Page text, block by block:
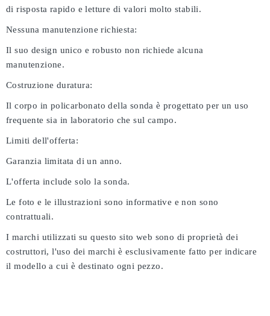
di risposta rapido e letture di valori molto stabili.
Nessuna manutenzione richiesta:
Il suo design unico e robusto non richiede alcuna
manutenzione.
Costruzione duratura:
Il corpo in policarbonato della sonda è progettato per un uso
frequente sia in laboratorio che sul campo.
Limiti dell'offerta:
Garanzia limitata di un anno.
L'offerta include solo la sonda.
Le foto e le illustrazioni sono informative e non sono
contrattuali.
I marchi utilizzati su questo sito web sono di proprietà dei
costruttori, l'uso dei marchi è esclusivamente fatto per indicare
il modello a cui è destinato ogni pezzo.